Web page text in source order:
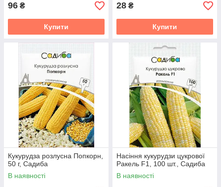
96 ₴
Купити
28 ₴
Купити
Кукурудза розлусна Попкорн,
50 г, Садиба
В наявності
Насіння кукурудзи цукрової
Ракель F1, 100 шт., Садиба
В наявності